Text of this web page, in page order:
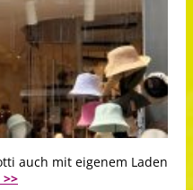
auch mit eigenem Laden